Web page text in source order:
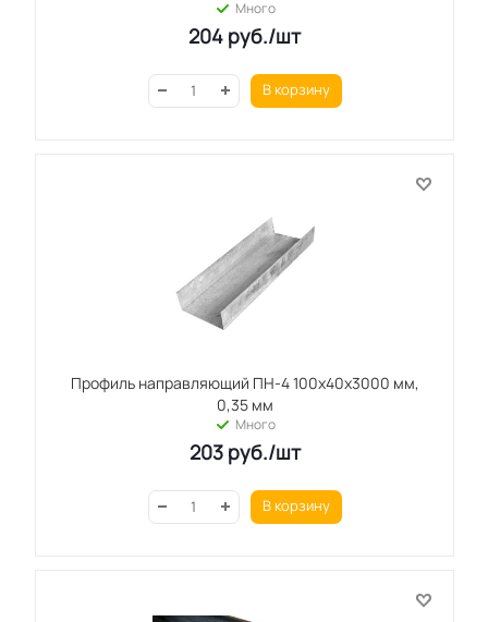
Много
204 руб./шт
В корзину
Профиль направляющий ПН-4 100x40x3000 мм,
0,35 мм
Много
203руб./шт
В корзину